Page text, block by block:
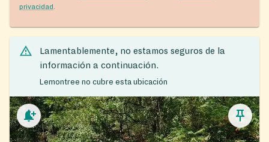
privacidad
Lamentablemente, no estamos seguros de la
información a continuación.
Lemontree no cubre esta ubicación